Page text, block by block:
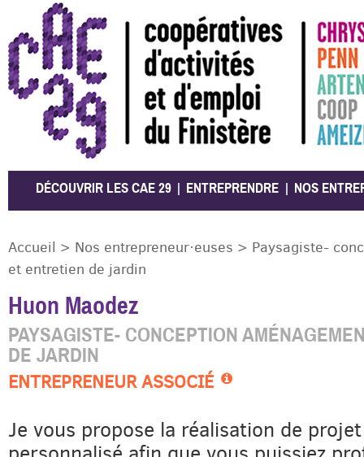
CAE 29
DÉCOUVRIR LES CAE 29 ENTREPRENDRE NOS
Accueil > Nos entrepreneur·euses > Paysagiste-
et entretien de jardin
Huon Maodez
PAYSAGISTE- CONCEPTION
DE JARDIN
ENTREPRENEUR ASSOCIÉ
Je vous propose la réalisation de